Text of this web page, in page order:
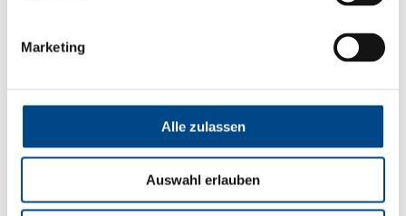
Marketing
Alle zulassen
Auswahl erlauben
Bildergalerie state-of-the-art